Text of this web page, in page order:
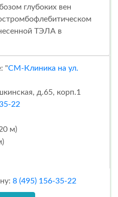
глубоких вен
ТЭЛА в
"СМ-Клиника на ул.
д.65, корп.1
22
м)
8 (495) 156-35-22